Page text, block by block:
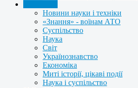
Новини науки і техніки
«Знання» - воїнам АТО
Суспільство
Наука
Світ
Українознавство
Економіка
Миті історії, цікаві події
Наука і суспільство